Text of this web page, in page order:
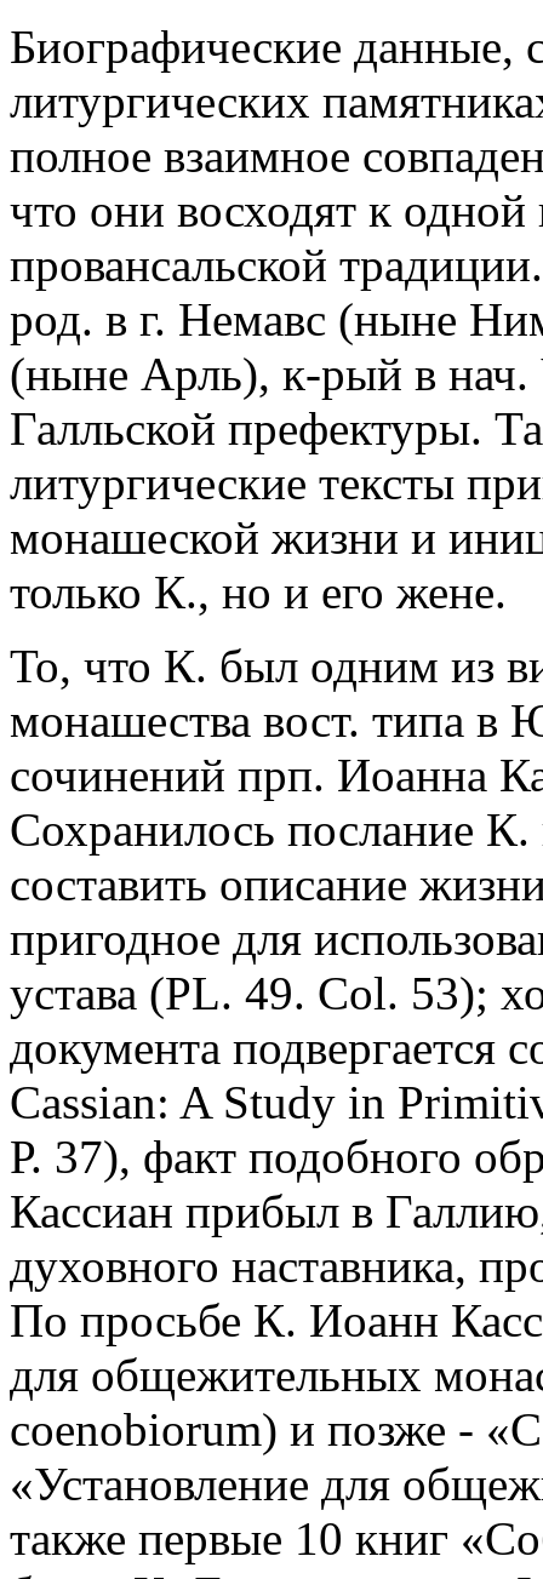
Биографические данные,
литургических
полное взаимное
что они восходят к
провансальской
род. в г. Немавс (ныне
(ныне Арль), к-рый в нач.
Галльской префектуры.
литургические тексты
монашеской жизни и
только К., но и его жене.
То, что К. был одним из
монашества вост. типа в
сочинений прп. Иоанна
Сохранилось послание
составить описание
пригодное для
устава (PL. 49. Col. 53);
документа подвергается
Cassian: A Study in
Р. 37), факт подобного
Кассиан прибыл в
духовного наставника,
По просьбе К. Иоанн
для общежительных
coenobiorum) и позже -
«Установление для
также первые 10 книг